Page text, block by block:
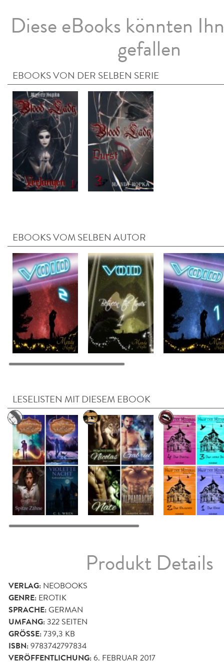
Diese eBooks könnten
gefallen
EBOOKS VON DER SELBEN SERIE
EBOOKS VOM SELBEN AUTOR
LESELISTEN MIT DIESEM EBOOK
Produkt Details
VERLAG: NEOBOOKS
GENRE: EROTIK
SPRACHE:GERMAN
UMFANG:322 SEITEN
GRÖSSE: 739,3 KB
ISBN:9783742797834
VERÖFFENTLICHUNG:6. FEBRUAR 2017